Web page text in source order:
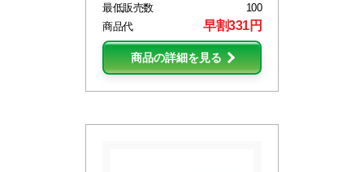
最低販売数
100
商品代
早割331円
商品の詳細を見る